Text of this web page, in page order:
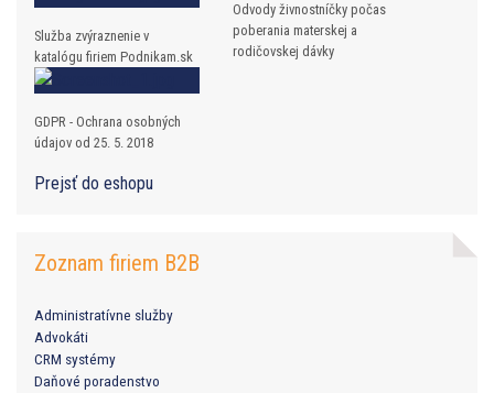
Služba zvýraznenie v
katalógu firiem Podnikam.sk
Odvody živnostníčky počas
poberania materskej a
rodičovskej dávky
GDPR - Ochrana osobných
údajov od 25. 5. 2018
Prejsť do eshopu
Zoznam firiem B2B
Administratívne služby
Advokáti
CRM systémy
Daňové poradenstvo